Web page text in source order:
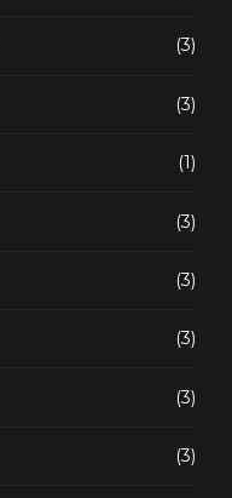
(3)
(3)
(1)
(3)
(3)
(3)
(3)
(3)